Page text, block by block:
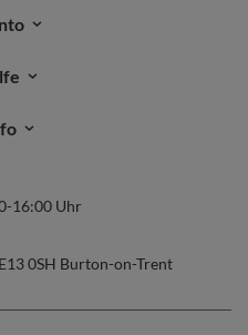
16:00 Uhr
0SH Burton-on-Trent